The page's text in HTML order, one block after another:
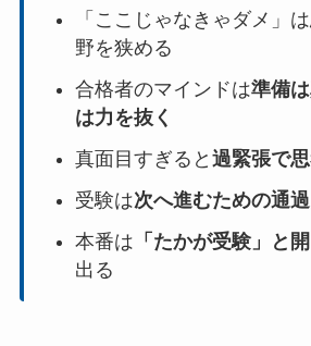
「ここじゃなきゃダメ」は
野を狭める
合格者のマインドは準備
は力を抜く
真面目すぎると 過緊張で
受験は次へ進むための通
本番は 「たかが受験」と
出る